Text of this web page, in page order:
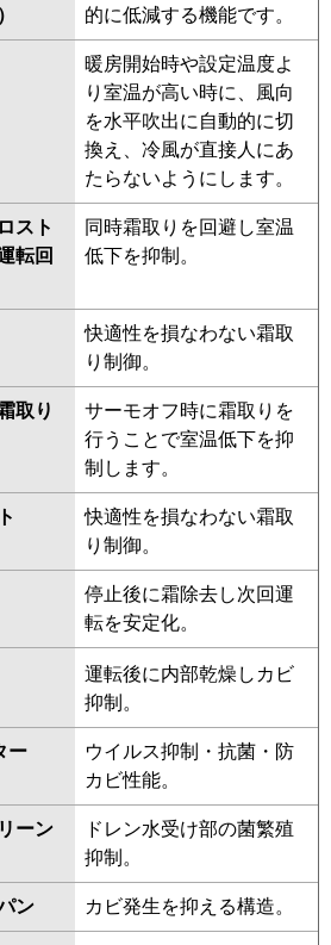
的に低減する機能です。
暖房開始時や設定温度よ
り室温が高い時に、風向
を水平吹出に自動的に切
換え、冷風が直接人にあ
たらないようにします。
スト
転回
同時霜取りを回避し室温
低下を抑制。
快適性を損なわない霜取
り制御。
取り
サーモオフ時に霜取りを
行うことで室温低下を抑
制します。
快適性を損なわない霜取
り制御。
停止後に霜除去し次回運
転を安定化。
運転後に内部乾燥しカビ
抑制。
ー
ウイルス抑制・抗菌・防
カビ性能。
ーン
ドレン水受け部の菌繁殖
抑制。
ン カビ発生を抑える構造。